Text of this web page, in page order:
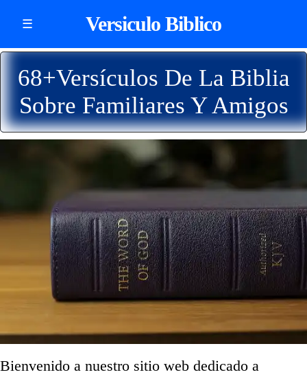
☰ Versiculo Biblico
68+Versículos De La Biblia
Sobre Familiares Y Amigos
Bienvenido a nuestro sitio web dedicado a